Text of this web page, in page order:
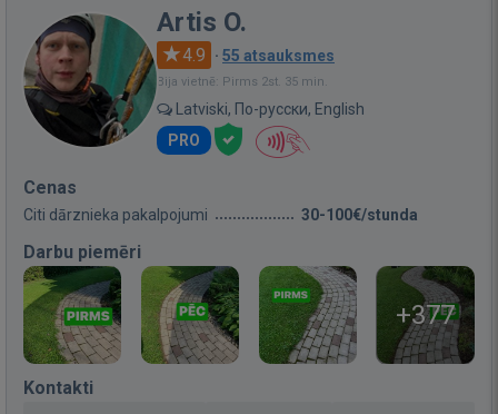
Artis O.
4.9 · 55 atsauksmes
Bija vietnē: Pirms 2st. 35 min.
Latviski, По-русски, English
PRO
Cenas
Citi dārznieka pakalpojumi 30-100€/stunda
Darbu piemēri
+377
Kontakti